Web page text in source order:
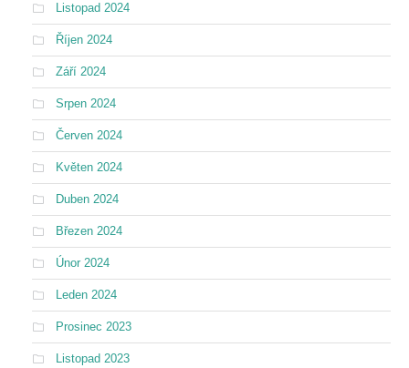
Listopad 2024
Říjen 2024
Září 2024
Srpen 2024
Červen 2024
Květen 2024
Duben 2024
Březen 2024
Únor 2024
Leden 2024
Prosinec 2023
Listopad 2023